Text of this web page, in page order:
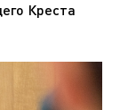
Креста